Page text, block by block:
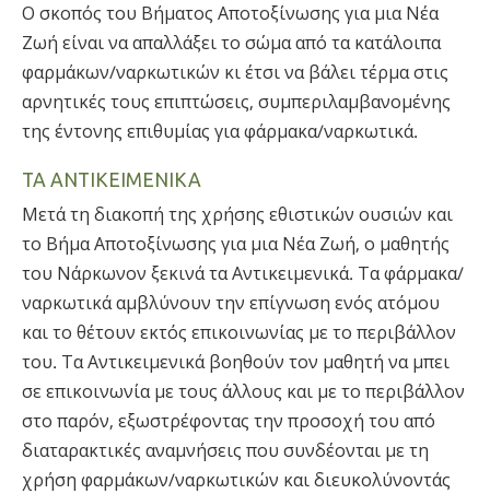
Ο σκοπός του Βήματος Αποτοξίνωσης για μια Νέα
Ζωή είναι να απαλλάξει το σώμα από τα κατάλοιπα
φαρμάκων/ναρκωτικών κι έτσι να βάλει τέρμα στις
αρνητικές τους επιπτώσεις, συμπεριλαμβανομένης
της έντονης επιθυμίας για φάρμακα/ναρκωτικά.
ΤΑ ΑΝΤΙΚΕΙΜΕΝΙΚΑ
Μετά τη διακοπή της χρήσης εθιστικών ουσιών και
το Βήμα Αποτοξίνωσης για μια Νέα Ζωή, ο μαθητής
του Νάρκωνον ξεκινά τα Αντικειμενικά. Τα φάρμακα/
ναρκωτικά αμβλύνουν την επίγνωση ενός ατόμου
και το θέτουν εκτός επικοινωνίας με το περιβάλλον
του. Τα Αντικειμενικά βοηθούν τον μαθητή να μπει
σε επικοινωνία με τους άλλους και με το περιβάλλον
στο παρόν, εξωστρέφοντας την προσοχή του από
διαταρακτικές αναμνήσεις που συνδέονται με τη
χρήση φαρμάκων/ναρκωτικών και διευκολύνοντάς